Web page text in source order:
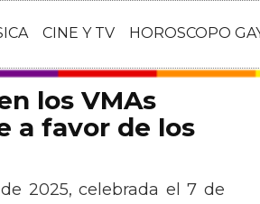
CINE Y TV HOROSCOPO
los VMAs
a favor de los
2025, celebrada el 7 de